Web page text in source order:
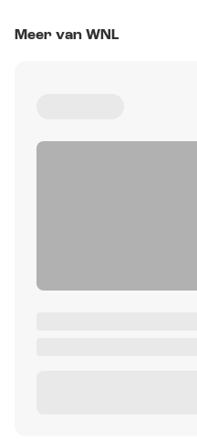
Meer van WNL